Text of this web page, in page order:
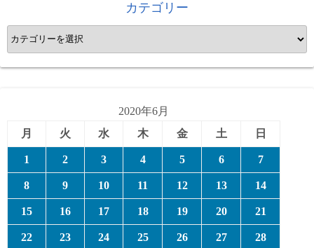
カテゴリー
カ
テ
ゴ
2020年6月
月
火 水 木 金 土 日
1 2 3 4 5 6 7
8 9 10 11 12 13 14
15 16 17 18 19 20 21
22 23 24 25 26 27 28